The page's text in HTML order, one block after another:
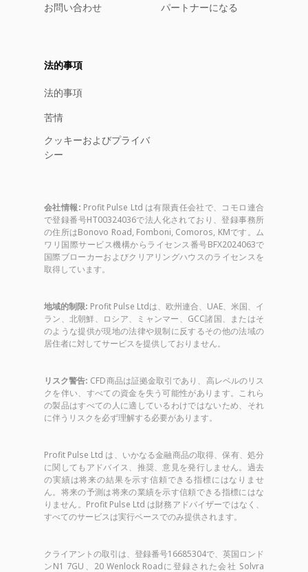
お問い合わせ
パートナーになる
法的事項
法的事項
苦情
クッキーおよびプライバ
シー
会社情報: Profit Pulse Ltd は有限責任会社で、コモロ連合
で登録番号HT00324036で法人化されており、登録事務所
の住所はBonovo Road, Fomboni, Comoros, KMです。ム
ワリ国際サービス機構からライセンス番号BFX2024063で
国際ブローカーおよびクリアリングハウスのライセンスを
取得しています。
地域的制限: Profit Pulse Ltdは、欧州連合、UAE、米国、イ
ラン、北朝鮮、ロシア、ミャンマー、GCC諸国、またはそ
のような提供が現地の法律や規制に反するその他の法域の
居住者に対してサービスを提供しておりません。
リスク警告: CFD商品は証拠金取引であり、高レベルのリス
クを伴い、すべての資金を失う可能性があります。これら
の製品はすべての人に適しているわけではないため、それ
に伴うリスクを必ず理解する必要があります。
Profit Pulse Ltd は、いかなる金融商品の取得、保有、処分
に関してもアドバイス、推奨、意見を発行しません。過去
の実績は将来の結果を示す信頼できる指標にはなりませ
ん。将来の予測は将来の業績を示す信頼できる指標にはな
りません。Profit Pulse Ltd は財務アドバイザーではなく、
すべてのサービスは実行ベースでのみ提供されます。
クライアントの取引は、登録番号16685304で、英国ロンド
ンN1 7GU、20 Wenlock Roadに登録された会社 Solvra